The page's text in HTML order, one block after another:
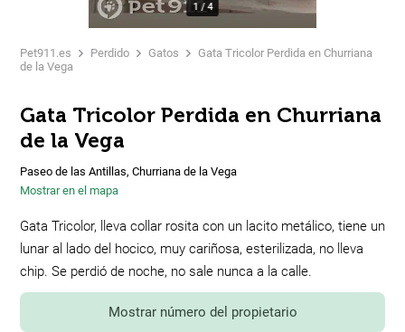
1/4
Pet911.es Perdido Gatos
Gata Tricolor Perdida en Churriana
de la Vega
Gata Tricolor Perdida en Churriana
de la Vega
Paseo de las Antillas, Churriana de la Vega
Mostrar en el mapa
Gata Tricolor, lleva collar rosita con un lacito metálico, tiene un
lunar al lado del hocico, muy cariñosa, esterilizada, no lleva
chip. Se perdió de noche, no sale nunca a la calle.
Mostrar número del propietario